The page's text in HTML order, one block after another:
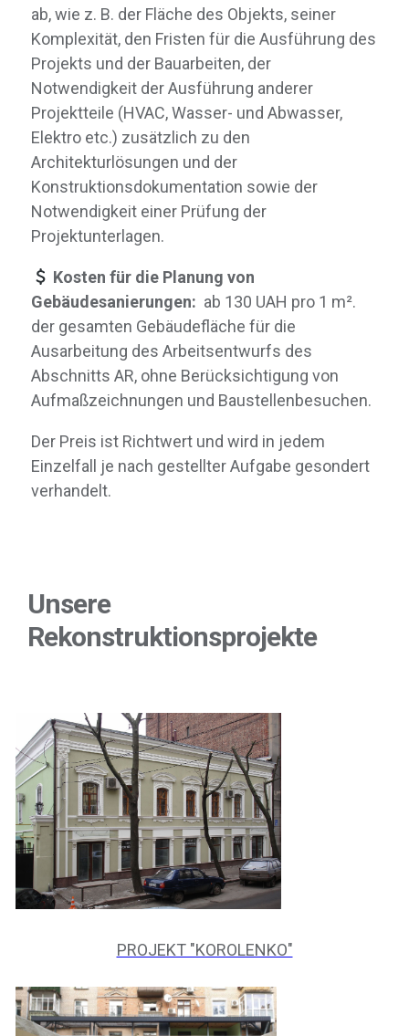
ab, wie z. B. der Fläche des Objekts, seiner
Komplexität, den Fristen für die Ausführung des
Projekts und der Bauarbeiten, der
Notwendigkeit der Ausführung anderer
Projektteile (HVAC, Wasser- und Abwasser,
Elektro etc.) zusätzlich zu den
Architekturlösungen und der
Konstruktionsdokumentation sowie der
Notwendigkeit einer Prüfung der
Projektunterlagen.
Kosten für die Planung von
Gebäudesanierungen: ab 130 UAH pro 1 m².
der gesamten Gebäudefläche für die
Ausarbeitung des Arbeitsentwurfs des
Abschnitts AR, ohne Berücksichtigung von
Aufmaßzeichnungen und Baustellenbesuchen.
Der Preis ist Richtwert und wird in jedem
Einzelfall je nach gestellter Aufgabe gesondert
verhandelt.
Unsere
Rekonstruktionsprojekte
PROJEKT "KOROLENKO"